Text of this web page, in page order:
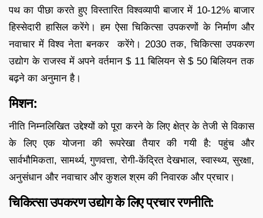
पथ का पीछा करते हुए विस्तारित विश्वव्यापी बाजार में 10-12% बाजार
हिस्सेदारी हासिल करेंगे। हम ऐसा चिकित्सा उपकरणों के निर्माण और
नवाचार में विश्व नेता बनकर करेंगे। 2030 तक, चिकित्सा उपकरण
उद्योग के राजस्व में अपने वर्तमान $ 11 बिलियन से $ 50 बिलियन तक
बढ़ने का अनुमान है।
मिशन:
नीति निम्नलिखित उद्देश्यों को पूरा करने के लिए क्षेत्र के तेजी से विकास
के लिए एक योजना की रूपरेखा तैयार की गयी है: पहुंच और
सार्वभौमिकता, सामर्थ्य, गुणवत्ता, रोगी-केंद्रित देखभाल, स्वास्थ्य, सुरक्षा,
अनुसंधान और नवाचार और कुशल श्रम की निवारक और प्रचार।
चिकित्सा उपकरण उद्योग के लिए प्रचार रणनीति: